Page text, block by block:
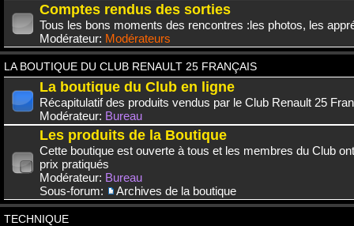
Comptes rendus des sorties
Tous les bons moments des rencontres :les photos, les
Modérateur: Modérateurs
LA BOUTIQUE DU CLUB RENAULT 25 FRANÇAIS
La boutique du Club en ligne
Récapitulatif des produits vendus par le Club Renault 25
Modérateur: Bureau
Les produits de la Boutique
Cette boutique est ouverte à tous et les membres du Club
prix pratiqués
Modérateur: Bureau
Sous-forum:
Archives de la boutique
TECHNIQUE